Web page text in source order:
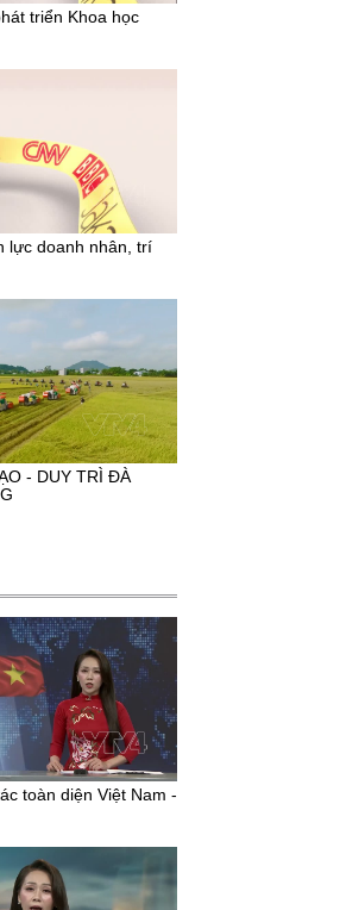
triển Khoa học
lực doanh nhân, trí
- DUY TRÌ ĐÀ
toàn diện Việt Nam -